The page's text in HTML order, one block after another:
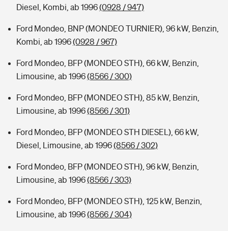
Diesel, Kombi, ab 1996(0928 / 947)
Ford Mondeo, BNP (MONDEO TURNIER), 96 kW, Benzin,
Kombi, ab 1996(0928 / 967)
Ford Mondeo, BFP (MONDEO STH), 66 kW, Benzin,
Limousine, ab 1996(8566 / 300)
Ford Mondeo, BFP (MONDEO STH), 85 kW, Benzin,
Limousine, ab 1996(8566 / 301)
Ford Mondeo, BFP (MONDEO STH DIESEL), 66 kW,
Diesel, Limousine, ab 1996(8566 / 302)
Ford Mondeo, BFP (MONDEO STH), 96 kW, Benzin,
Limousine, ab 1996(8566 / 303)
Ford Mondeo, BFP (MONDEO STH), 125 kW, Benzin,
Limousine, ab 1996(8566 / 304)